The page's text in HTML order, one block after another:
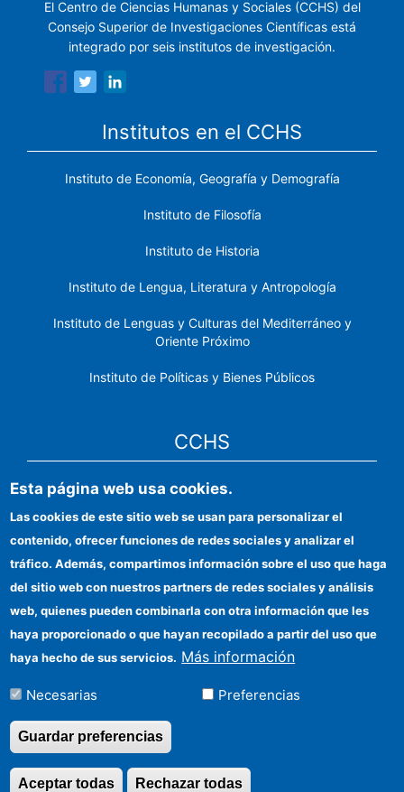
El Centro de Ciencias Humanas y Sociales (CCHS) del
Consejo Superior de Investigaciones Científicas está
integrado por seis institutos de investigación.
Institutos en el CCHS
Instituto de Economía, Geografía y Demografía
Instituto de Filosofía
Instituto de Historia
Instituto de Lengua, Literatura y Antropología
Instituto de Lenguas y Culturas del Mediterráneo y
Oriente Próximo
Instituto de Políticas y Bienes Públicos
CCHS
Sede electrónica CSIC
Identidad institucional
Información para proveedores
Ayudas FEDER
Organismos financiadores
Contacto
Cómo llegar
Esta página web usa cookies.
Las cookies de este sitio web se usan para personalizar el
contenido, ofrecer funciones de redes sociales y analizar el
tráfico. Además, compartimos información sobre el uso que haga
del sitio web con nuestros partners de redes sociales y análisis
web, quienes pueden combinarla con otra información que les
haya proporcionado o que hayan recopilado a partir del uso que
haya hecho de sus servicios. Más información
Necesarias Preferencias
Guardar preferencias
Rechazar todas
Aceptar todas